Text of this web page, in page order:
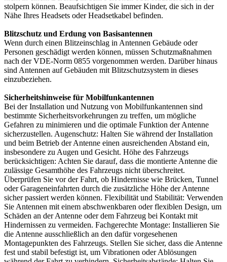
stolpern können. Beaufsichtigen Sie immer Kinder, die sich in der
Nähe Ihres Headsets oder Headsetkabel befinden.
Blitzschutz und Erdung von Basisantennen
Wenn durch einen Blitzeinschlag in Antennen Gebäude oder
Personen geschädigt werden können, müssen Schutzmaßnahmen
nach der VDE-Norm 0855 vorgenommen werden. Darüber hinaus
sind Antennen auf Gebäuden mit Blitzschutzsystem in dieses
einzubeziehen.
Sicherheitshinweise für Mobilfunkantennen
Bei der Installation und Nutzung von Mobilfunkantennen sind
bestimmte Sicherheitsvorkehrungen zu treffen, um mögliche
Gefahren zu minimieren und die optimale Funktion der Antenne
sicherzustellen. Augenschutz: Halten Sie während der Installation
und beim Betrieb der Antenne einen ausreichenden Abstand ein,
insbesondere zu Augen und Gesicht. Höhe des Fahrzeugs
berücksichtigen: Achten Sie darauf, dass die montierte Antenne die
zulässige Gesamthöhe des Fahrzeugs nicht überschreitet.
Überprüfen Sie vor der Fahrt, ob Hindernisse wie Brücken, Tunnel
oder Garageneinfahrten durch die zusätzliche Höhe der Antenne
sicher passiert werden können. Flexibilität und Stabilität: Verwenden
Sie Antennen mit einem abschwenkbaren oder flexiblen Design, um
Schäden an der Antenne oder dem Fahrzeug bei Kontakt mit
Hindernissen zu vermeiden. Fachgerechte Montage: Installieren Sie
die Antenne ausschließlich an den dafür vorgesehenen
Montagepunkten des Fahrzeugs. Stellen Sie sicher, dass die Antenne
fest und stabil befestigt ist, um Vibrationen oder Ablösungen